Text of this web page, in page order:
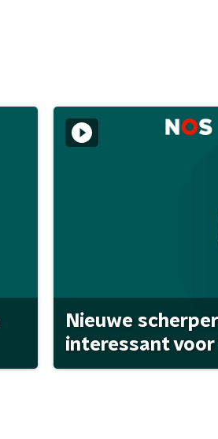
Nieuwe
interessant